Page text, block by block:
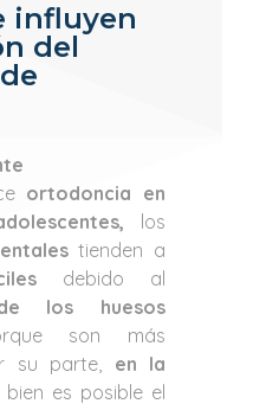
influyen
del
ortodoncia en
los
tienden a
debido al
los huesos
son más
su parte, en la
bien es posible el